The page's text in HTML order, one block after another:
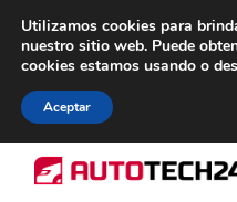
De lunes a
al
Utilizamos cookies para
nuestro sitio web. Puede
cookies estamos usando o
Aceptar